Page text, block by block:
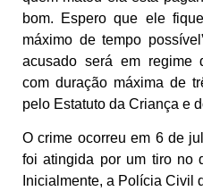
bom. Espero que ele
máximo de tempo
acusado será em regime
com duração máxima de
pelo Estatuto da Criança e
O crime ocorreu em 6 de
foi atingida por um tiro no
Inicialmente, a Polícia Civil